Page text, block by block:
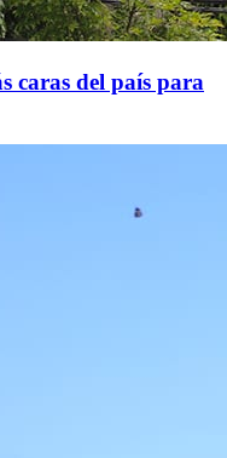
caras del país para